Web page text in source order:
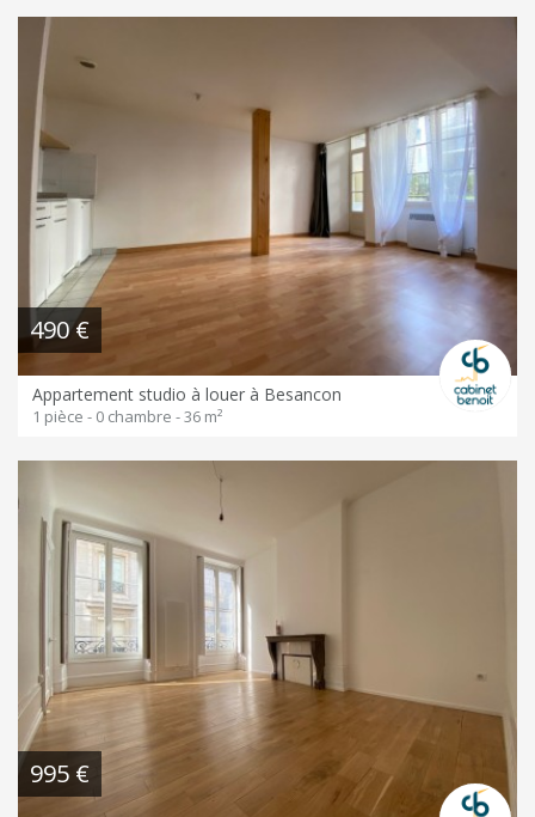
490 €
Appartement studio à louer à Besancon
1 pièce - 0 chambre - 36 m²
995 €